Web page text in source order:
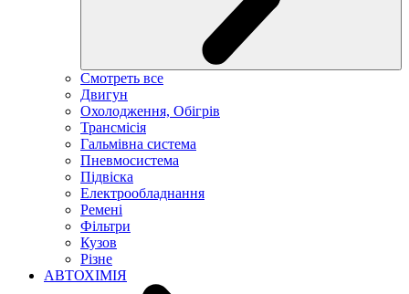
Смотреть все
Двигун
Охолодження, Обігрів
Трансмісія
Гальмівна система
Пневмосистема
Підвіска
Електрообладнання
Ремені
Фільтри
Кузов
Різне
АВТОХІМІЯ